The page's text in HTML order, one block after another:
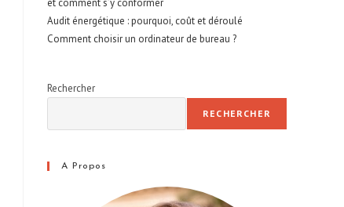
et comment s’y conformer
Audit énergétique : pourquoi, coût et déroulé
Comment choisir un ordinateur de bureau ?
Rechercher
RECHERCHER
A Propos